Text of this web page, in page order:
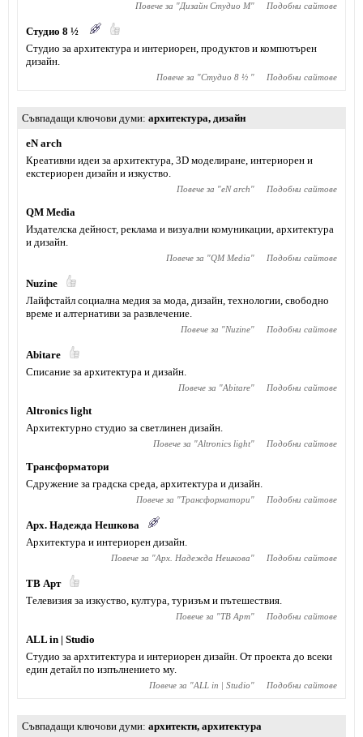
Повече за "Дизайн Студио М" Подобни сайтове
Студио 8 ½
Студио за архитектура и интериорен, продуктов и компютърен
дизайн.
Повече за "Студио 8 ½ " Подобни сайтове
Съвпадащи ключови думи архитектура, дизайн
eN arch
Креативни идеи за архитектура, 3D моделиране, интериорен и
екстериорен дизайн и изкуство.
Повече за "eN arch" Подобни сайтове
QM Media
Издателска дейност, реклама и визуални комуникации, архитектура
и дизайн.
Повече за "QM Media" Подобни сайтове
Nuzine
Лайфстайл социална медия за мода, дизайн, технологии, свободно
време и алтернативи за развлечение.
Повече за "Nuzine" Подобни сайтове
Abitare
Списание за архитектура и дизайн.
Повече за "Abitare" Подобни сайтове
Altronics light
Архитектурно студио за светлинен дизайн.
Повече за "Altronics light" Подобни сайтове
Трансформатори
Сдружение за градска среда, архитектура и дизайн.
Повече за "Трансформатори" Подобни сайтове
Арх. Надежда Нешкова
Архитектура и интериорен дизайн.
Повече за "Арх. Надежда Нешкова" Подобни сайтове
ТВ Арт
Телевизия за изкуство, култура, туризъм и пътешествия.
Повече за "ТВ Арт" Подобни сайтове
ALL in | Studio
Студио за архтитектура и интериорен дизайн. От проекта до всеки
един детайл по изпълнението му.
Повече за "ALL in | Studio" Подобни сайтове
Съвпадащи ключови думи архитекти, архитектура